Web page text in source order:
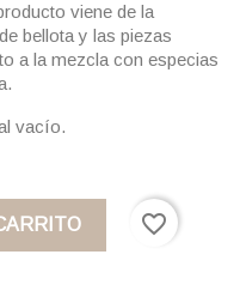
viene de la
bellota y las piezas
a la mezcla con especias
vacío.
favorite_border